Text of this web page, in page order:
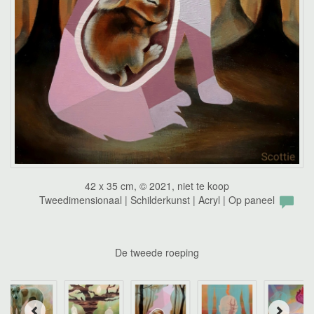
42 x 35 cm, © 2021, niet te koop
Tweedimensionaal | Schilderkunst | Acryl | Op paneel
De tweede roeping